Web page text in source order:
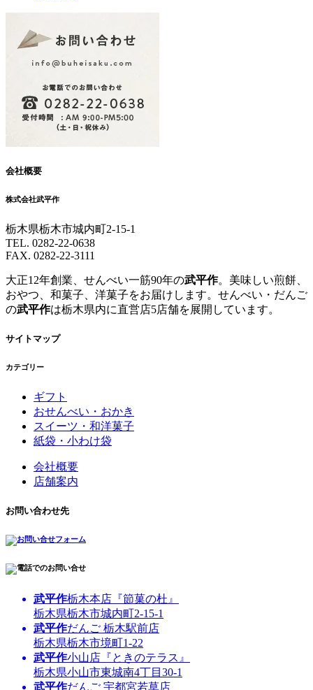
会社概要
株式会社武平作
栃木県栃木市城内町2-15-1
TEL. 0282-22-0638
FAX. 0282-22-3111
大正12年創業、せんべい一筋90年の武平作。美味しい煎餅、
おやつ、和菓子、洋菓子をお届けします。せんべい・だんご
の武平作は栃木県内に直営店5店舗を展開しています。
サイトマップ
カテゴリー
ギフト
おせんべい・おかき
スイーツ・和洋菓子
紙袋・小わけ袋
会社概要
店舗案内
お問い合わせ先
武平作栃木本店『節菓の杜』
栃木県栃木市城内町2-15-1
武平作だんご 栃木駅前店
栃木県栃木市境町1-22
武平作小山店『ときのテラス』
栃木県小山市東城南4丁目30-1
武平作だんご 宇都宮若草店